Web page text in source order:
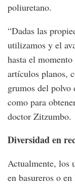
poliuretano.
“Dadas las
utilizamos y el
hasta el
artículos planos,
grumos del polvo
como para
doctor Zitzumbo.
Diversidad en
Actualmente, los
en basureros o